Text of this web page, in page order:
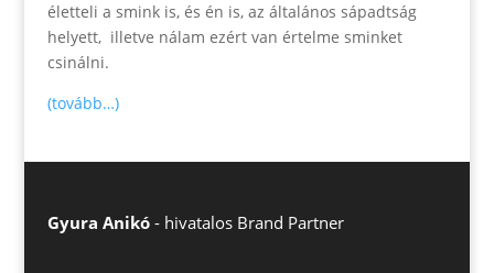
életteli a smink is, és én is, az általános sápadtság
helyett, illetve nálam ezért van értelme sminket
csinálni.
(tovább…)
Gyura Anikó- hivatalos Brand Partner